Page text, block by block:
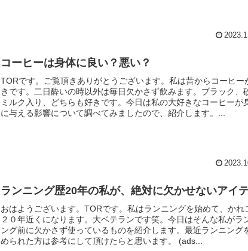
コーヒーは身体に良い？悪い？
TORです。ご覧頂きありがとうございます。私は昔からコーヒー
きです。二日酔いの時以外は毎日欠かさず飲みます。ブラック、
ミルク入り、どちらも好きです。今日は私の大好きなコーヒーが
に与える影響について調べてみましたので、紹介します。...
ランニング歴20年の私が、絶対に欠かせないアイ
おはようございます。TORです。私はランニングを始めて、かれ
２０年近くになります。大ベテランです笑。今日はそんな私がラ
ング前に欠かさず使っているものを紹介します。最近ランニング
められた方は参考にして頂けたらと思います。 (ads...